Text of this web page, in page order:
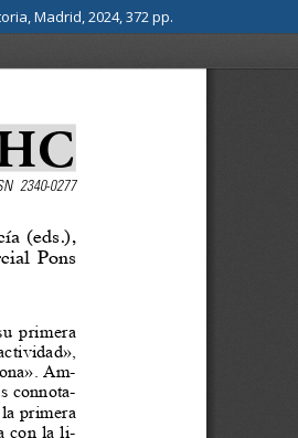
Madrid, 2024, 372 pp.